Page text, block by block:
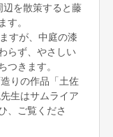
を散策すると藤
す。
すが、中庭の漆
らず、やさしい
つきます。
りの作品「土佐
生はサムライア
、ご覧くださ